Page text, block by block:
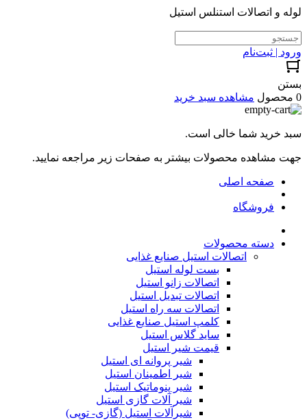
لوله و اتصالات استنلس استیل
ورود | ثبت‌نام
بستن
0 محصول
مشاهده سبد خرید
سبد خرید شما خالی است.
جهت مشاهده محصولات بیشتر به صفحات زیر مراجعه نمایید.
صفحه اصلی
فروشگاه
دسته محصولات
اتصالات استیل صنایع غذایی
بست لوله استیل
اتصالات زانو استیل
اتصالات تبدیل استیل
اتصالات سه راه استیل
کلمپ استیل صنایع غذایی
ساید گلاس استیل
قیمت شیر استیل
شیر پروانه ای استیل
شیر اطمینان استیل
شیر پنوماتیک استیل
شیر آلات گازی استیل
شیرآلات استیل (گازی- توپی)